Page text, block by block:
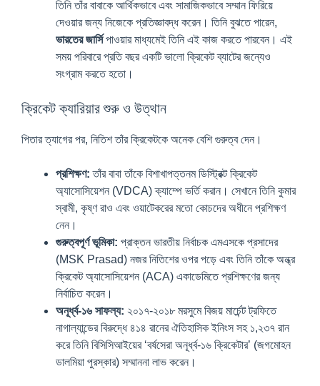
তিনি তাঁর বাবাকে আর্থিকভাবে এবং সামাজিকভাবে সম্মান ফিরিয়ে
দেওয়ার জন্য নিজেকে প্রতিজ্ঞাবদ্ধ করেন। তিনি বুঝতে পারেন,
ভারতের জার্সিপাওয়ার মাধ্যমেই তিনি এই কাজ করতে পারবেন। এই
সময় পরিবারে প্রতি বছর একটি ভালো ক্রিকেট ব্যাটের জন্যেও
সংগ্রাম করতে হতো।
ক্রিকেট ক্যারিয়ার শুরু ও উত্থান
পিতার ত্যাগের পর, নিতিশ তাঁর ক্রিকেটকে অনেক বেশি গুরুত্ব দেন।
প্রশিক্ষণ: তাঁর বাবা তাঁকে বিশাখাপত্তনম ডিস্ট্রিক্ট ক্রিকেট
অ্যাসোসিয়েশন (VDCA) ক্যাম্পে ভর্তি করান। সেখানে তিনি কুমার
স্বামী, কৃষ্ণ রাও এবং ওয়াটেকরের মতো কোচদের অধীনে প্রশিক্ষণ
নেন।
গুরুত্বপূর্ণ ভূমিকা: প্রাক্তন ভারতীয় নির্বাচক এমএসকে প্রসাদের
(MSK Prasad) নজর নিতিশের ওপর পড়ে এবং তিনি তাঁকে অন্ধ্র
ক্রিকেট অ্যাসোসিয়েশন (ACA) একাডেমিতে প্রশিক্ষণের জন্য
নির্বাচিত করেন।
অনূর্ধ্ব-১৬ সাফল্য: ২০১৭-২০১৮ মরসুমে বিজয় মার্চেন্ট ট্রফিতে
নাগাল্যান্ডের বিরুদ্ধে ৪১৪ রানের ঐতিহাসিক ইনিংস সহ ১,২৩৭ রান
করে তিনি বিসিসিআইয়ের ‘বর্ষসেরা অনূর্ধ্ব-১৬ ক্রিকেটার’ (জগমোহন
ডালমিয়া পুরস্কার) সম্মাননা লাভ করেন।